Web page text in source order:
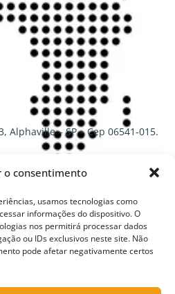
o consentimento
usamos tecnologias como
informações do dispositivo. O
nos permitirá processar dados
ou IDs exclusivos neste site. Não
pode afetar negativamente certos
Alphaville – SP – Cep 06541-015.
9h às 18h.